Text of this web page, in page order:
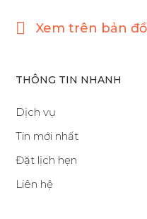
Xem trên bản đồ
THÔNG TIN NHANH
Dịch vụ
Tin mới nhất
Đặt lịch hẹn
Liên hệ